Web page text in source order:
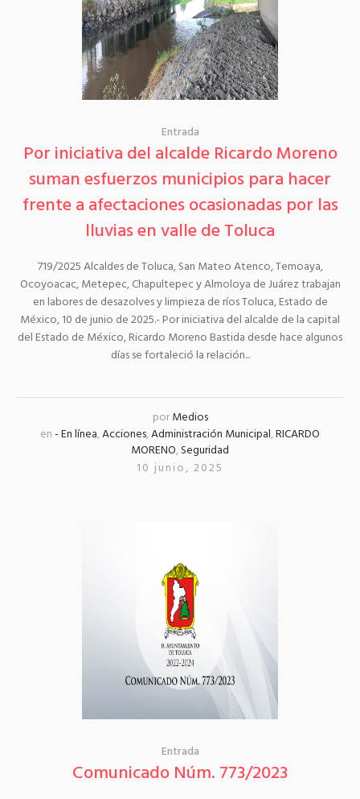
Entrada
Por iniciativa del alcalde Ricardo Moreno
suman esfuerzos municipios para hacer
frente a afectaciones ocasionadas por las
lluvias en valle de Toluca
719/2025 Alcaldes de Toluca, San Mateo Atenco, Temoaya,
Ocoyoacac, Metepec, Chapultepec y Almoloya de Juárez trabajan
en labores de desazolves y limpieza de ríos Toluca, Estado de
México, 10 de junio de 2025.- Por iniciativa del alcalde de la capital
del Estado de México, Ricardo Moreno Bastida desde hace algunos
días se fortaleció la relación...
porMedios
en- En línea,Acciones,Administración Municipal,RICARDO
MORENO,Seguridad
10 junio, 2025
Entrada
Comunicado Núm. 773/2023